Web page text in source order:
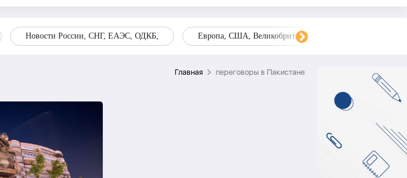
Новости России, СНГ, ЕАЭС, ОДКБ, Европа, США, Великобритания, Украина, Запад,
Главная переговоры в Пакистане